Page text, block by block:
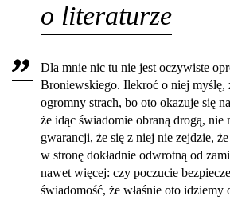
o literaturze
Dla mnie nic tu nie jest oczywiste
Broniewskiego. Ilekroć o niej myślę,
ogromny strach, bo oto okazuje się
że idąc świadomie obraną drogą, nie
gwarancji, że się z niej nie zejdzie,
w stronę dokładnie odwrotną od
nawet więcej: czy poczucie
świadomość, że właśnie oto idziemy